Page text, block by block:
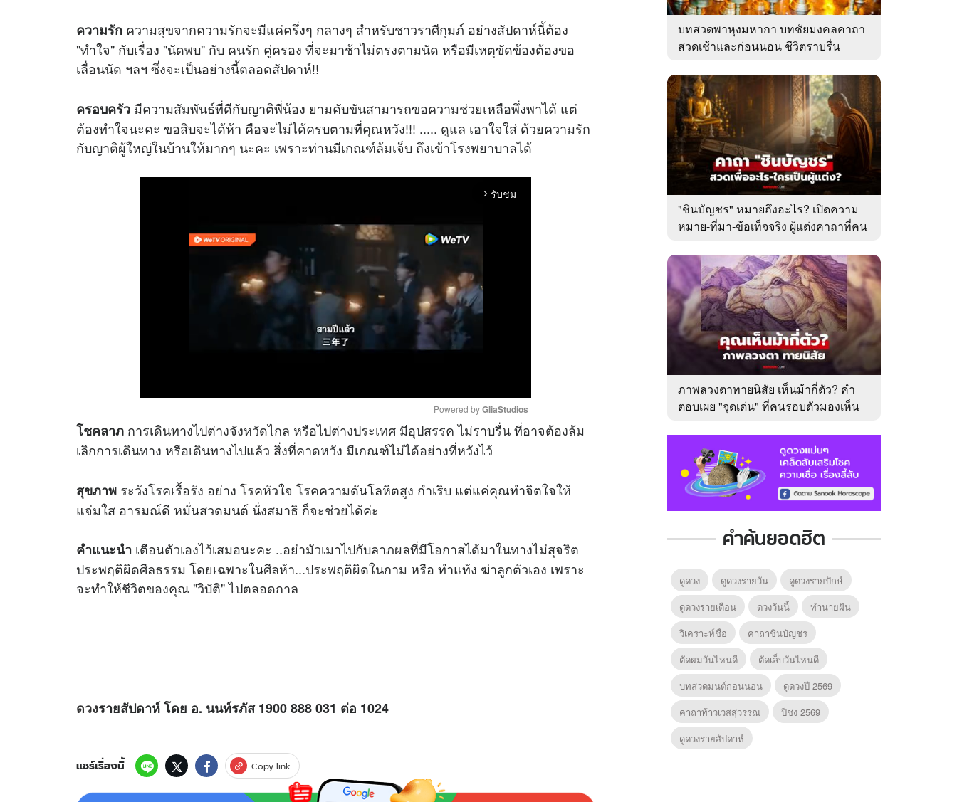
ความรัก ความสุขจากความรักจะมีแค่ครึ่งๆ กลางๆ สำหรับชาวราศีกุมภ์ อย่างสัปดาห์นี้ต้อง
"ทำใจ" กับเรื่อง "นัดพบ" กับ คนรัก คู่ครอง ที่จะมาช้าไม่ตรงตามนัด หรือมีเหตุขัดข้องต้องขอ
เลื่อนนัด ฯลฯ ซึ่งจะเป็นอย่างนี้ตลอดสัปดาห์!!
ครอบครัว มีความสัมพันธ์ที่ดีกับญาติพี่น้อง ยามคับขันสามารถขอความช่วยเหลือพึ่งพาได้ แต่
ต้องทำใจนะคะ ขอสิบจะได้ห้า คือจะไม่ได้ครบตามที่คุณหวัง!!! ..... ดูแล เอาใจใส่ ด้วยความรัก
กับญาติผู้ใหญ่ในบ้านให้มากๆ นะคะ เพราะท่านมีเกณฑ์ล้มเจ็บ ถึงเข้าโรงพยาบาลได้
arrow_forward_ios รับชม
M
t
Powered by GliaStudios
โชคลาภ การเดินทางไปต่างจังหวัดไกล หรือไปต่างประเทศ มีอุปสรรค ไม่ราบรื่น ที่อาจต้องล้ม
เลิกการเดินทาง หรือเดินทางไปแล้ว สิ่งที่คาดหวัง มีเกณฑ์ไม่ได้อย่างที่หวังไว้
สุขภาพ ระวังโรคเรื้อรัง อย่าง โรคหัวใจ โรคความดันโลหิตสูง กำเริบ แต่แค่คุณทำจิตใจให้
แจ่มใส อารมณ์ดี หมั่นสวดมนต์ นั่งสมาธิ ก็จะช่วยได้ค่ะ
คำแนะนำ เตือนตัวเองไว้เสมอนะคะ ..อย่ามัวเมาไปกับลาภผลที่มีโอกาสได้มาในทางไม่สุจริต
ประพฤติผิดศีลธรรม โดยเฉพาะในศีลห้า...ประพฤติผิดในกาม หรือ ทำแท้ง ฆ่าลูกตัวเอง เพราะ
จะทำให้ชีวิตของคุณ "วิบัติ" ไปตลอดกาล
ดวงรายสัปดาห์ โดย อ. นนท์รภัส 1900 888 031 ต่อ 1024
แชร์เรื่องนี้ Copy link
บทสวดพาหุงมหากา บทชัยมงคลคาถา
สวดเช้าและก่อนนอน ชีวิตราบรื่น
"ชินบัญชร" หมายถึงอะไร? เปิดความ
หมาย-ที่มา-ข้อเท็จจริง ผู้แต่งคาถาที่คน
ภาพลวงตาทายนิสัย เห็นม้ากี่ตัว? คำ
ตอบเผย "จุดเด่น" ที่คนรอบตัวมองเห็น
คำค้นยอดฮิต
ดูดวง ดูดวงรายวัน
ดูดวงรายปักษ์
ดูดวงรายเดือน
ดวงวันนี้
ทํานายฝัน
วิเคราะห์ชื่อ
คาถาชินบัญชร
ตัดผมวันไหนดี
ตัดเล็บวันไหนดี
บทสวดมนต์ก่อนนอน
ดูดวงปี 2569
คาถาท้าวเวสสุวรรณ
ปีชง 2569
ดูดวงรายสัปดาห์